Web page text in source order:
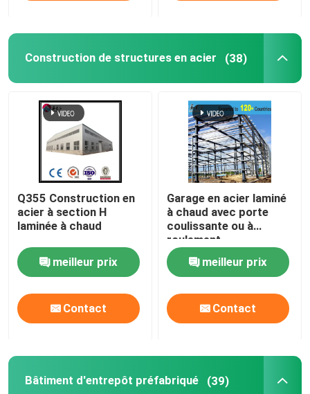
Produits
À propos de nous
Visite de l'usine
Contrôle de la qualité
Nous contacter
Nouvelles
Les affaires
Entrepôt de structures en acier
Construction de structures en acier (38)
Q355 Construction en
acier à section H
laminée à chaud
meilleur prix
Contact
Garage en acier laminé
à chaud avec porte
coulissante ou à
roulement
meilleur prix
Contact
Bâtiment d'entrepôt préfabriqué (39)